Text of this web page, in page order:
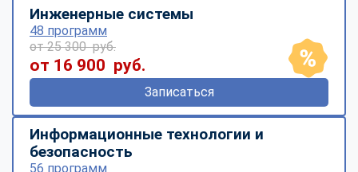
Инженерные системы
48 программ
от 25 300 руб.
от 16 900 руб.
Записаться
Информационные технологии и
безопасность
56 программ